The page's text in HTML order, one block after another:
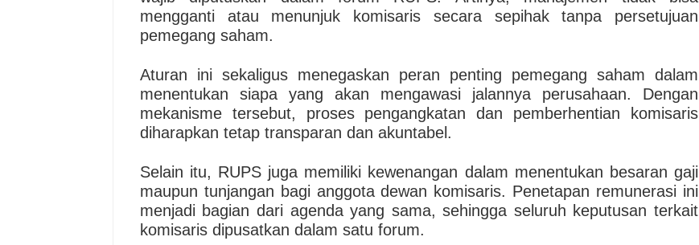
mengganti atau menunjuk komisaris secara sepihak tanpa persetujuan
pemegang saham.
Aturan ini sekaligus menegaskan peran penting pemegang saham dalam
menentukan siapa yang akan mengawasi jalannya perusahaan. Dengan
mekanisme tersebut, proses pengangkatan dan pemberhentian komisaris
diharapkan tetap transparan dan akuntabel.
Selain itu, RUPS juga memiliki kewenangan dalam menentukan besaran gaji
maupun tunjangan bagi anggota dewan komisaris. Penetapan remunerasi ini
menjadi bagian dari agenda yang sama, sehingga seluruh keputusan terkait
komisaris dipusatkan dalam satu forum.